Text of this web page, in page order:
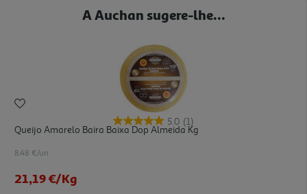
A Auchan sugere-lhe...
5.0 (1)
Queijo Amarelo Baira Baixa Dop Almeida Kg
8.48 €/un
21,19 €/Kg